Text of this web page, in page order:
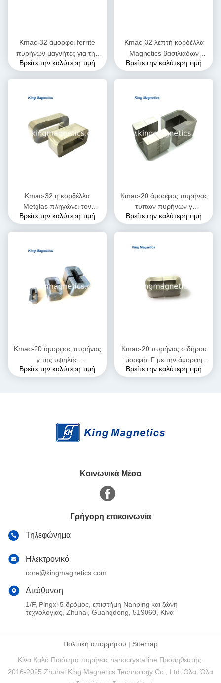
Kmac-32 άμορφοι ferrite
πυρήνων μαγνήτες για την
υψηλή πυκνότητα ροής
Βρείτε την καλύτερη τιμή
Kmac-32 λεπτή κορδέλλα
Magnetics βασιλιάδων
metglass amcc άμορφος γ
Βρείτε την καλύτερη τιμή
Kmac-32 η κορδέλλα
Metglas πληγώνει τον
άμορφο πυρήνα kmac-32
Βρείτε την καλύτερη τιμή
Kmac-20 άμορφος πυρήνας
τύπων πυρήνων γ
μετασχηματιστών υψηλής
Βρείτε την καλύτερη τιμή
Kmac-20 άμορφος πυρήνας
γ της υψηλής
διαπερατότητας για τον
Βρείτε την καλύτερη τιμή
Kmac-20 πυρήνας σιδήρου
μορφής Γ με την άμορφη
κορδέλλα για το μεγάλο
Βρείτε την καλύτερη τιμή
Κοινωνικά Μέσα
Γρήγορη επικοινωνία
Τηλεφώνημα
Ηλεκτρονικό
core@kingmagnetics.com
Διεύθυνση
1/F, Pingxi 5 δρόμος, επιστήμη Nanping και ζώνη
τεχνολογίας, Zhuhai, Guangdong, 519060, Κίνα
Πολιτική απορρήτου | Sitemap
Κίνα Καλό Ποιότητα πυρήνας nanocrystalline Προμηθευτής.
2016-2025 Zhuhai King Magnetics Technology Co., Ltd. Όλα. Όλα